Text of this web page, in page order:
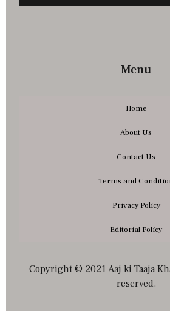
Menu
Home
About Us
Contact Us
Terms and
Privacy Policy
Editorial Policy
Copyright © 2021 Aaj ki Taaja
reserved.